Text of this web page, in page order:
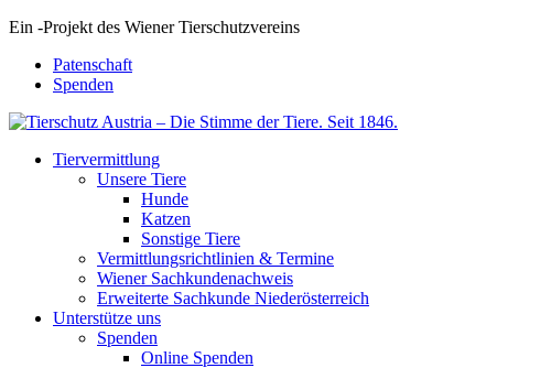
Ein -Projekt des Wiener Tierschutzvereins
Patenschaft
Spenden
Tiervermittlung
Unsere Tiere
Hunde
Katzen
Sonstige Tiere
Vermittlungsrichtlinien & Termine
Wiener Sachkundenachweis
Erweiterte Sachkunde Niederösterreich
Unterstütze uns
Spenden
Online Spenden